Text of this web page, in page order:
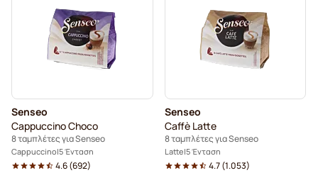
Senseo
Cappuccino Choco
8 ταμπλέτες για Senseo
Cappuccino 5 Ένταση
4.6(692)
Senseo
Caffè Latte
8 ταμπλέτες για Senseo
Latte 5 Ένταση
4.7(1.053)